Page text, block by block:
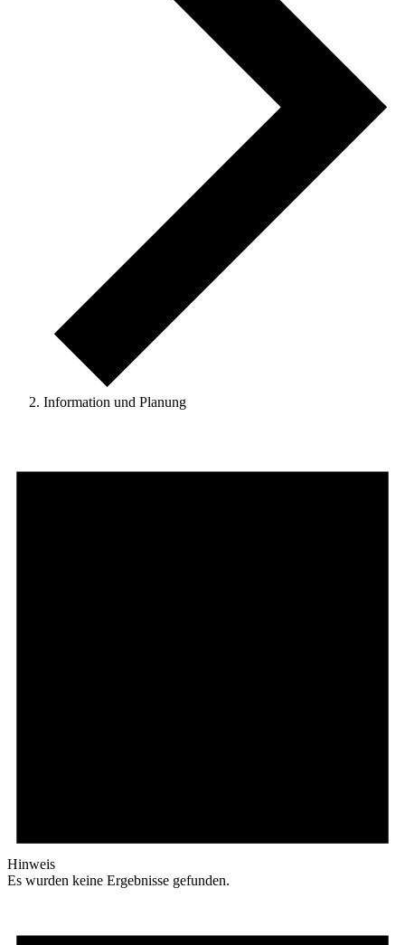
Information und Planung
Hinweis
Es wurden keine Ergebnisse gefunden.